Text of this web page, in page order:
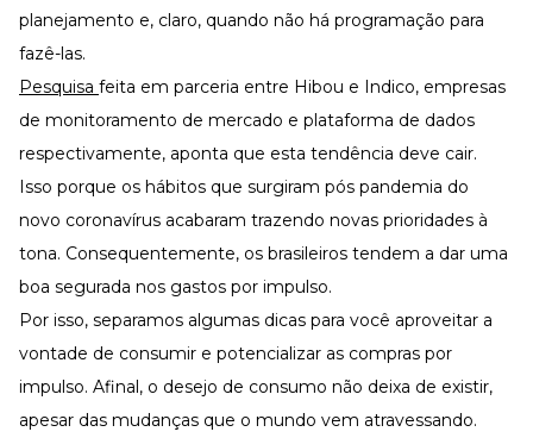
Recursos Humanos
Fortaleça a cultura organizacional
Treinamento de Produto
Desenvolva a sua equipe
Materiais Gratuitos
Materiais Gratuitos
Todos os Materiais Gratuitos
Confira nossos materiais
E-book
Ferramentas e Templates
Para agilizar o seu trabalho
planejamento e, claro, quando não há programação para
fazê-las.
Pesquisa feita em parceria entre Hibou e Indico, empresas
de monitoramento de mercado e plataforma de dados
respectivamente, aponta que esta tendência deve cair.
Isso porque os hábitos que surgiram pós pandemia do
novo coronavírus acabaram trazendo novas prioridades à
tona. Consequentemente, os brasileiros tendem a dar uma
boa segurada nos gastos por impulso.
Por isso, separamos algumas dicas para você aproveitar a
vontade de consumir e potencializar as compras por
impulso. Afinal, o desejo de consumo não deixa de existir,
apesar das mudanças que o mundo vem atravessando.